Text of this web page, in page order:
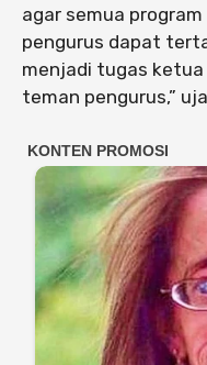
agar semua
pengurus dapat
menjadi tugas
teman pengurus,”